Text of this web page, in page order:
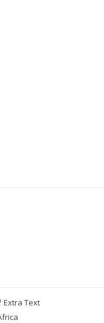
Extra Text